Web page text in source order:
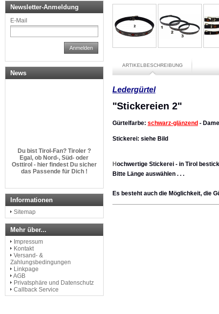
ARTIKELBESCHREIBUNG
Ledergürtel
"Stickereien 2"
Gürtelfarbe: schwarz-glänzend -
Stickerei: siehe Bild
H ochwertige Stickerei - in Tirol
Bitte Länge auswählen . . .
Es besteht auch die Möglichkeit, die
Newsletter-Anmeldung
E-Mail
Anmelden
News
Du bist Tirol-Fan? Tiroler ?
Egal, ob Nord-, Süd- oder
Osttirol - hier findest Du sicher
das Passende für Dich !
http://www.dem-land-tirol-die-
treue.com
Informationen
Sitemap
Mehr über...
Impressum
Kontakt
Versand- &
Zahlungsbedingungen
Linkpage
AGB
Privatsphäre und Datenschutz
Callback Service